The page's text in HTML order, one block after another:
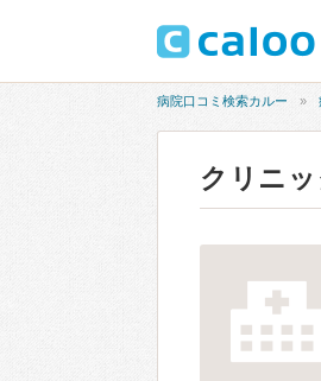
病院口コミ検索カルー
クリニ